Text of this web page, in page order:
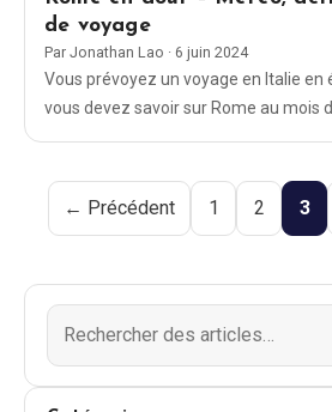
de voyage
Par Jonathan Lao · 6 juin 2024
Vous prévoyez un voyage en Italie en
vous devez savoir sur Rome au mois
← Précédent 1 2 3